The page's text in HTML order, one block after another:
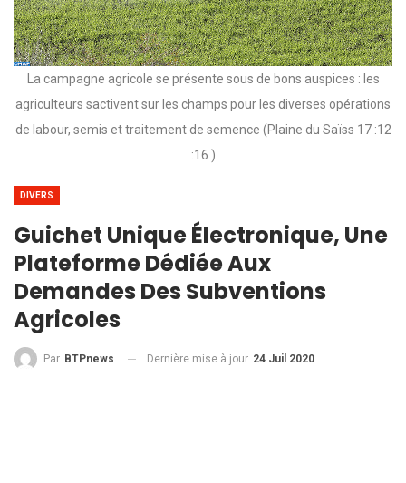
La campagne agricole se présente sous de bons auspices : les
agriculteurs sactivent sur les champs pour les diverses opérations
de labour, semis et traitement de semence (Plaine du Saïss 17 :12
:16 )
DIVERS
Guichet Unique Électronique, Une
Plateforme Dédiée Aux
Demandes Des Subventions
Agricoles
Par BTPnews Dernière mise à jour 24 Juil 2020